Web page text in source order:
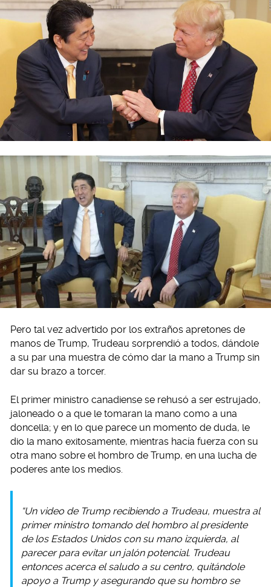
Pero tal vez advertido por los extraños apretones de
manos de Trump, Trudeau sorprendió a todos, dándole
a su par una muestra de cómo dar la mano a Trump sin
dar su brazo a torcer.
El primer ministro canadiense se rehusó a ser estrujado,
jaloneado o a que le tomaran la mano como a una
doncella; y en lo que parece un momento de duda, le
dio la mano exitosamente, mientras hacía fuerza con su
otra mano sobre el hombro de Trump, en una lucha de
poderes ante los medios.
“Un video de Trump recibiendo a Trudeau, muestra al
primer ministro tomando del hombro al presidente
de los Estados Unidos con su mano izquierda, al
parecer para evitar un jalón potencial. Trudeau
entonces acerca el saludo a su centro, quitándole
apoyo a Trump y asegurando que su hombro se